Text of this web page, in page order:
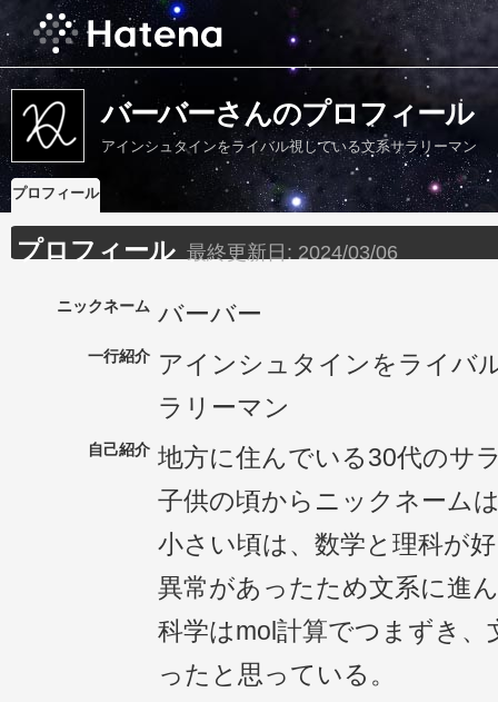
バーバーさんのプロフィール
アインシュタインをライバル視している文系サラリーマン
プロフィール
プロフィール 最終更新日: 2024/03/06
ニックネーム バーバー
一行紹介 アインシュタインをライバ
ラリーマン
自己紹介 地方に住んでいる30代のサ
子供の頃からニックネーム
小さい頃は、数学と理科が
異常があったため文系に進
科学はmol計算でつまずき、
ったと思っている。